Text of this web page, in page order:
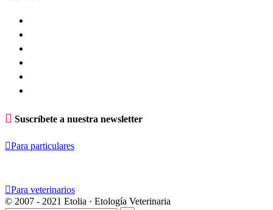
 Suscríbete a nuestra newsletter
Para particulares
Para veterinarios
© 2007 - 2021 Etolia · Etología Veterinaria